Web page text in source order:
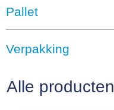
Pallet
Verpakking
Alle producten